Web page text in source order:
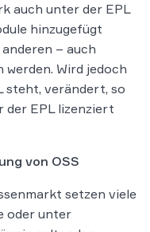
auch unter der EPL
hinzugefügt
– auch
Wird jedoch
steht, verändert, so
der EPL lizenziert
von OSS
setzen viele
oder unter